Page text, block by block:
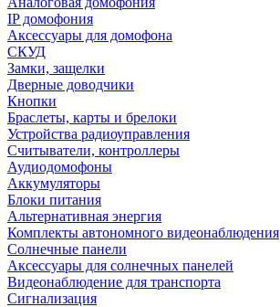
IP домофония
Аксессуары для домофона
СКУД
Замки, защелки
Дверные доводчики
Кнопки
Браслеты, карты и брелоки
Устройства радиоуправления
Считыватели, контроллеры
Аудиодомофоны
Аккумуляторы
Блоки питания
Альтернативная энергия
Комплекты автономного видеонаблюдения
Солнечные панели
Аксессуары для солнечных панелей
Видеонаблюдение для транспорта
Сигнализация